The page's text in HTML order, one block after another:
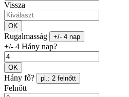
Vissza
OK
Rugalmasság +/- 4 nap
+/- 4 Hány nap?
OK
Hány fő? pl.: 2 felnőtt
Felnőtt